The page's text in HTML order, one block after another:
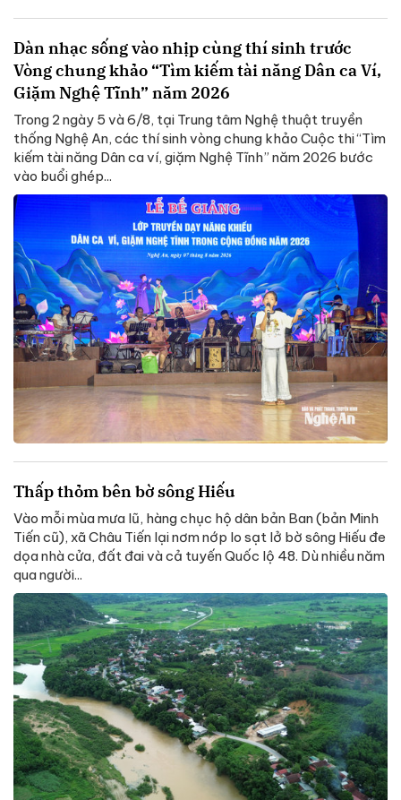
Dàn nhạc sống vào nhịp cùng thí sinh trước
Vòng chung khảo “Tìm kiếm tài năng Dân ca Ví,
Giặm Nghệ Tĩnh” năm 2026
Trong 2 ngày 5 và 6/8, tại Trung tâm Nghệ thuật truyền
thống Nghệ An, các thí sinh vòng chung khảo Cuộc thi “Tìm
kiếm tài năng Dân ca ví, giặm Nghệ Tĩnh” năm 2026 bước
vào buổi ghép...
Thấp thỏm bên bờ sông Hiếu
Vào mỗi mùa mưa lũ, hàng chục hộ dân bản Ban (bản Minh
Tiến cũ), xã Châu Tiến lại nơm nớp lo sạt lở bờ sông Hiếu đe
dọa nhà cửa, đất đai và cả tuyến Quốc lộ 48. Dù nhiều năm
qua người...